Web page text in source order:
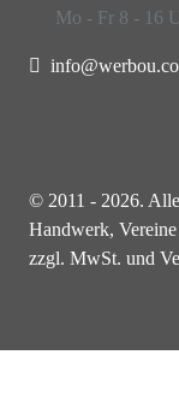
Mo - Fr 8 - 16
© 2011 - 2026.
Handwerk,
zzgl. MwSt. und